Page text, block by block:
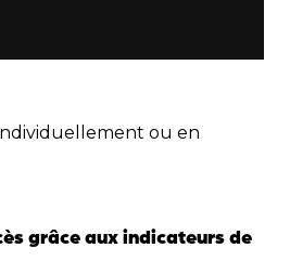
ou en
grâce aux indicateurs de